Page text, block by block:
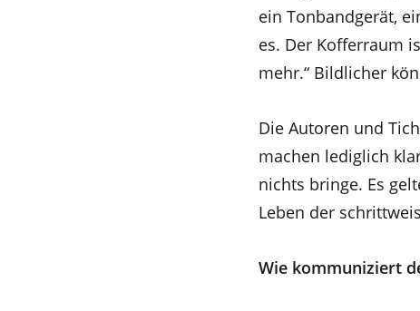
ein Tonbandgerät,
es. Der Kofferraum
mehr.“ Bildlicher
Die Autoren und
machen lediglich
nichts bringe. Es
Leben der
Wie kommuniziert